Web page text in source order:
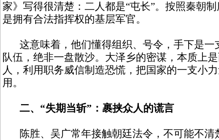
家》写得很清楚：二人都是“屯长”。按照秦朝
是拥有合法指挥权的基层军官。
这意味着，他们懂得组织、号令，手下是一
队伍，绝非一盘散沙。大泽乡的密谋，本质上
人，利用职务威信制造恐慌，把国家的一支小
用。
二、“失期当斩”：裹挟众人的谎言
陈胜、吴广常年接触朝廷法令，不可能不清